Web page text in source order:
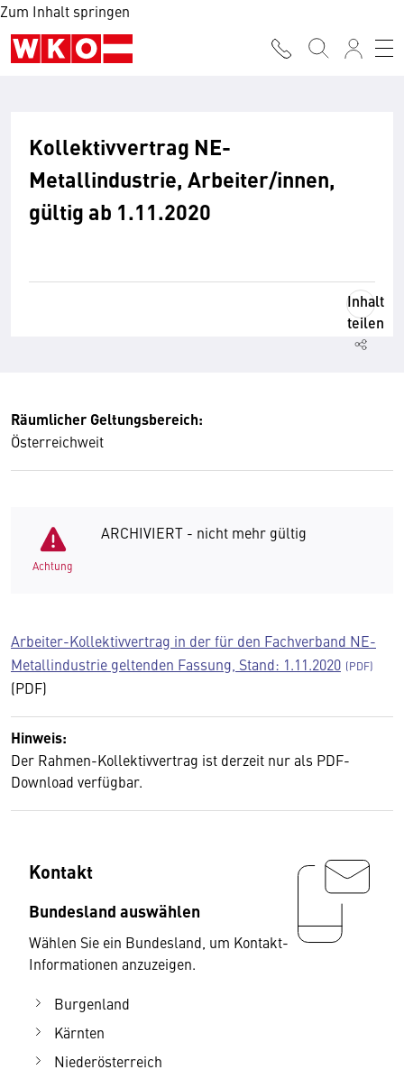
Zum Inhalt springen
Kollektivvertrag NE-
Metallindustrie, Arbeiter/innen,
gültig ab 1.11.2020
Inhalt
teilen
Räumlicher Geltungsbereich:
Österreichweit
Achtung
ARCHIVIERT - nicht mehr gültig
Arbeiter-Kollektivvertrag in der für den Fachverband NE-
Metallindustrie geltenden Fassung, Stand: 1.11.2020
(PDF)
Hinweis:
Der Rahmen-Kollektivvertrag ist derzeit nur als PDF-
Download verfügbar.
Kontakt
Bundesland auswählen
Wählen Sie ein Bundesland, um Kontakt-
Informationen anzuzeigen.
Burgenland
Kärnten
Niederösterreich